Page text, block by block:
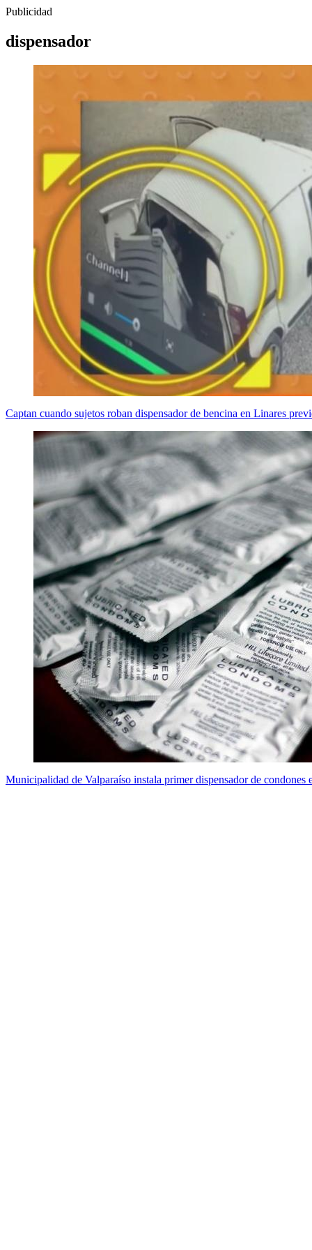
Publicidad
dispensador
Captan cuando sujetos roban dispensador de bencina en Linares
Municipalidad de Valparaíso instala primer dispensador de condones